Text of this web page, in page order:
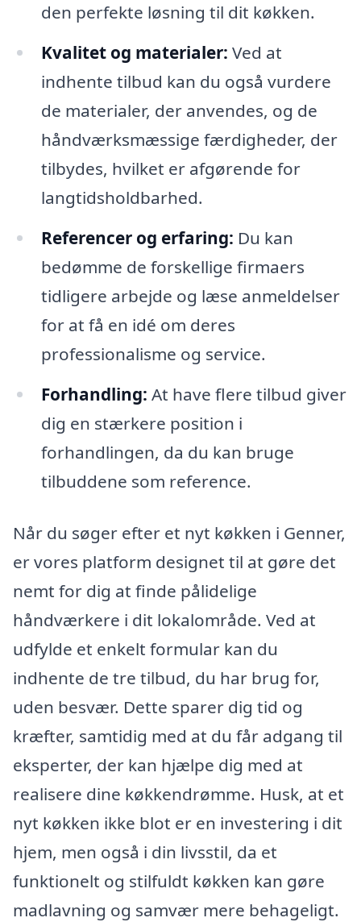
den perfekte løsning til dit køkken.
Kvalitet og materialer: Ved at
indhente tilbud kan du også vurdere
de materialer, der anvendes, og de
håndværksmæssige færdigheder, der
tilbydes, hvilket er afgørende for
langtidsholdbarhed.
Referencer og erfaring: Du kan
bedømme de forskellige firmaers
tidligere arbejde og læse anmeldelser
for at få en idé om deres
professionalisme og service.
Forhandling: At have flere tilbud giver
dig en stærkere position i
forhandlingen, da du kan bruge
tilbuddene som reference.
Når du søger efter et nyt køkken i Genner,
er vores platform designet til at gøre det
nemt for dig at finde pålidelige
håndværkere i dit lokalområde. Ved at
udfylde et enkelt formular kan du
indhente de tre tilbud, du har brug for,
uden besvær. Dette sparer dig tid og
kræfter, samtidig med at du får adgang til
eksperter, der kan hjælpe dig med at
realisere dine køkkendrømme. Husk, at et
nyt køkken ikke blot er en investering i dit
hjem, men også i din livsstil, da et
funktionelt og stilfuldt køkken kan gøre
madlavning og samvær mere behageligt.